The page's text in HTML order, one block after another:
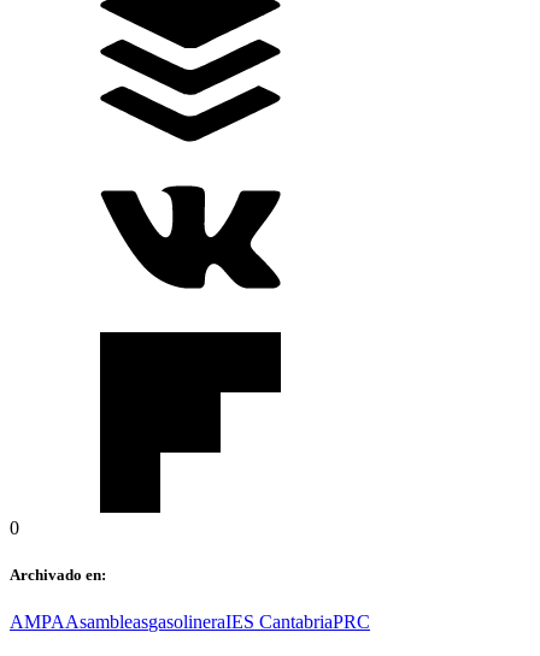
0
Archivado en:
AMPAAsambleasgasolineraIES CantabriaPRC